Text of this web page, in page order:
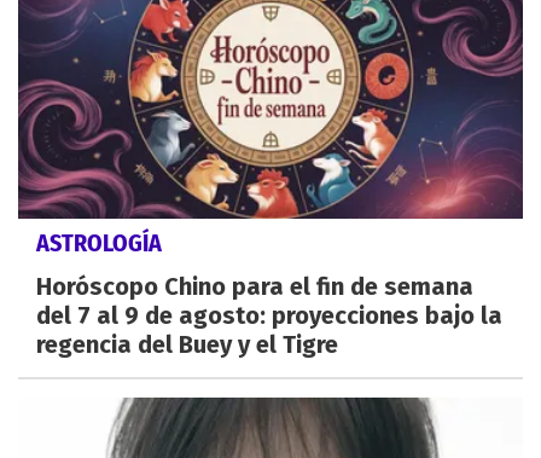
ASTROLOGÍA
Horóscopo Chino para el fin de semana
del 7 al 9 de agosto: proyecciones bajo la
regencia del Buey y el Tigre